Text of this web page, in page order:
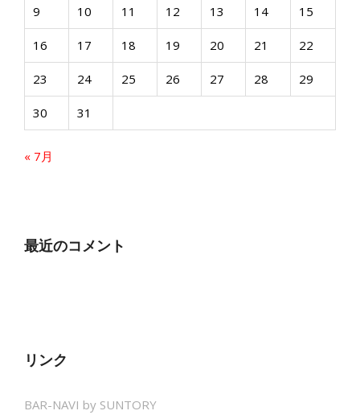
9 10 11 12 13 14 15
16 17 18 19 20 21 22
23 24 25 26 27 28 29
30 31
« 7月
最近のコメント
リンク
BAR-NAVI by SUNTORY